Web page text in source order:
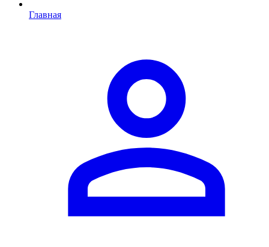
Главная